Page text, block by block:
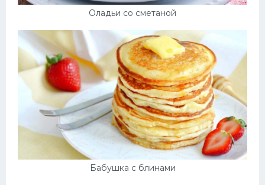
Оладьи со сметаной
Бабушка с блинами